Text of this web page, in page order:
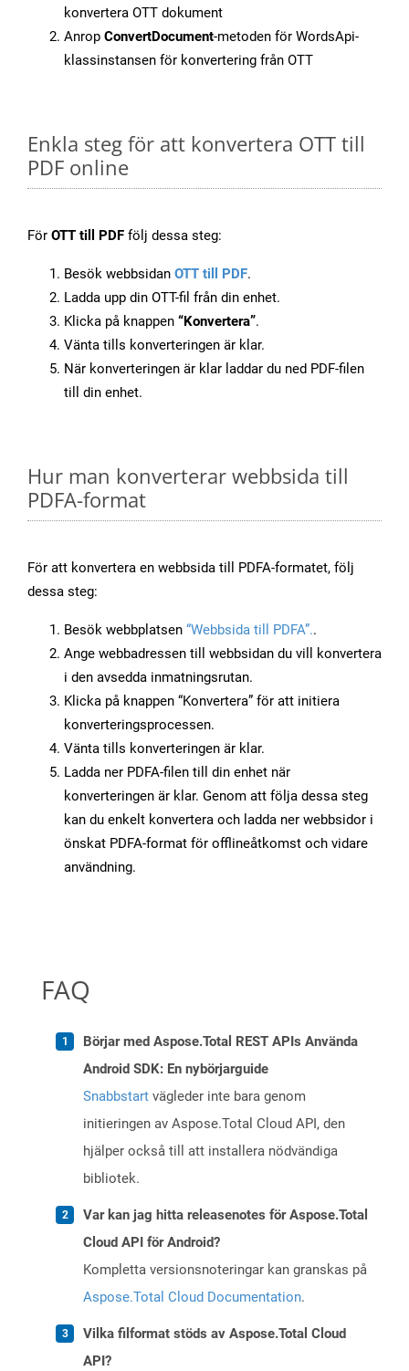
konvertera OTT dokument
Anrop ConvertDocument-metoden för WordsApi-
klassinstansen för konvertering från OTT
Enkla steg för att konvertera OTT till
PDF online
För OTT till PDF följ dessa steg:
Besök webbsidan OTT till PDF.
Ladda upp din OTT-fil från din enhet.
Klicka på knappen “Konvertera”.
Vänta tills konverteringen är klar.
När konverteringen är klar laddar du ned PDF-filen
till din enhet.
Hur man konverterar webbsida till
PDFA-format
För att konvertera en webbsida till PDFA-formatet, följ
dessa steg:
Besök webbplatsen “Webbsida till PDFA”..
Ange webbadressen till webbsidan du vill konvertera
i den avsedda inmatningsrutan.
Klicka på knappen “Konvertera” för att initiera
konverteringsprocessen.
Vänta tills konverteringen är klar.
Ladda ner PDFA-filen till din enhet när
konverteringen är klar. Genom att följa dessa steg
kan du enkelt konvertera och ladda ner webbsidor i
önskat PDFA-format för offlineåtkomst och vidare
användning.
FAQ
Börjar med Aspose.Total REST APIs Använda
Android SDK: En nybörjarguide
Snabbstart vägleder inte bara genom
initieringen av Aspose.Total Cloud API, den
hjälper också till att installera nödvändiga
bibliotek.
Var kan jag hitta releasenotes för Aspose.Total
Cloud API för Android?
Kompletta versionsnoteringar kan granskas på
Aspose.Total Cloud Documentation.
Vilka filformat stöds av Aspose.Total Cloud
API?